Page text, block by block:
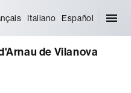
Italiano Español
de Vilanova